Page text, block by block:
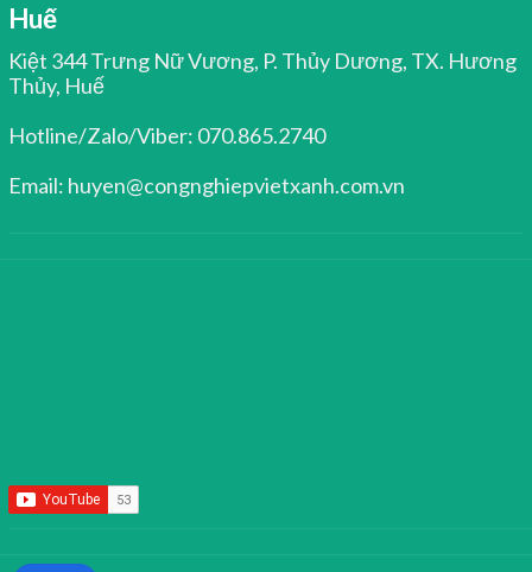
Huế
Kiệt 344 Trưng Nữ Vương, P. Thủy Dương, TX. Hương
Thủy, Huế
Hotline/Zalo/Viber: 070.865.2740
Email: huyen@congnghiepvietxanh.com.vn